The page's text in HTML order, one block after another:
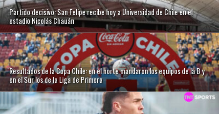
Partido decisivo: San Felipe recibe hoy a Universidad de Chile en el
estadio Nicolás Chauán
Resultados de la Copa Chile: en el norte mandaron los equipos de la B y
en el Sur los de la Liga de Primera